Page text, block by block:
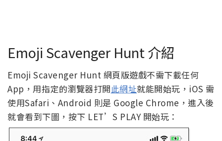
Emoji Scavenger Hunt 介紹
Emoji Scavenger Hunt 網頁版遊戲不需下載任何
App，用指定的瀏覽器打開此網址就能開始玩，iOS 需
使用Safari、Android 則是 Google Chrome，進入後
就會看到下圖，按下 LET’S PLAY 開始玩：